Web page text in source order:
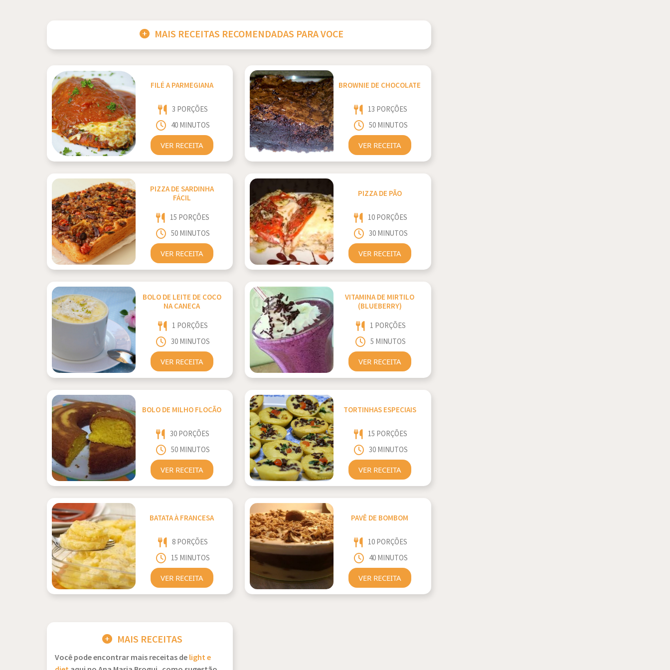
MAIS RECEITAS RECOMENDADAS PARA VOCE
FILÉ A PARMEGIANA
3 PORÇÕES
40 MINUTOS
VER RECEITA
BROWNIE DE CHOCOLATE
13 PORÇÕES
50 MINUTOS
VER RECEITA
PIZZA DE SARDINHA
FÁCIL
15 PORÇÕES
50 MINUTOS
VER RECEITA
PIZZA DE PÃO
10 PORÇÕES
30 MINUTOS
VER RECEITA
BOLO DE LEITE DE COCO
NA CANECA
1 PORÇÕES
30 MINUTOS
VER RECEITA
VITAMINA DE MIRTILO
(BLUEBERRY)
1 PORÇÕES
5 MINUTOS
VER RECEITA
BOLO DE MILHO FLOCÃO
30 PORÇÕES
50 MINUTOS
VER RECEITA
TORTINHAS ESPECIAIS
15 PORÇÕES
30 MINUTOS
VER RECEITA
BATATA À FRANCESA
8 PORÇÕES
15 MINUTOS
VER RECEITA
PAVÊ DE BOMBOM
10 PORÇÕES
40 MINUTOS
VER RECEITA
MAIS RECEITAS
Você pode encontrar mais receitas delight e